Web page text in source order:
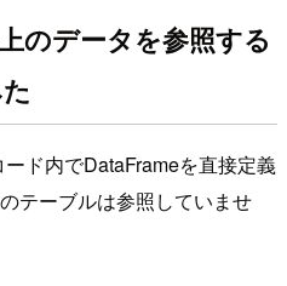
のデータを参照する
ド内でDataFrameを直接定義
テーブルは参照していませ